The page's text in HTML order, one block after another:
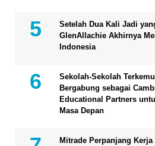
Setelah Dua Kali Jadi
GlenAllachie Akhirnya
Indonesia
Sekolah-Sekolah
Bergabung sebagai
Educational Partners
Masa Depan
Mitrade Perpanjang